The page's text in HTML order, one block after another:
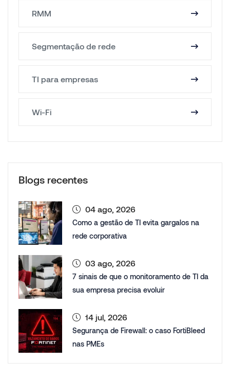
RMM
Segmentação de rede
TI para empresas
Wi-Fi
Blogs recentes
04 ago, 2026
Como a gestão de TI evita gargalos na
rede corporativa
03 ago, 2026
7 sinais de que o monitoramento de TI da
sua empresa precisa evoluir
14 jul, 2026
Segurança de Firewall: o caso FortiBleed
nas PMEs